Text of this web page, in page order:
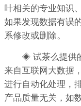
叶相关的专业知识
如果发现数据有误
系修改或删除。
◈ 试茶么提供
来自互联网大数据
进行自动化处理，
产品质量无关，如